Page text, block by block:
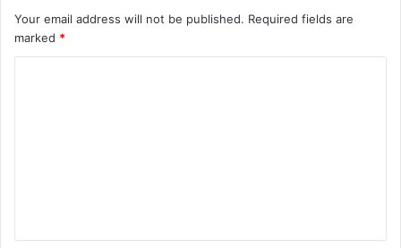
Your email address will not be published. Required fields are
marked *